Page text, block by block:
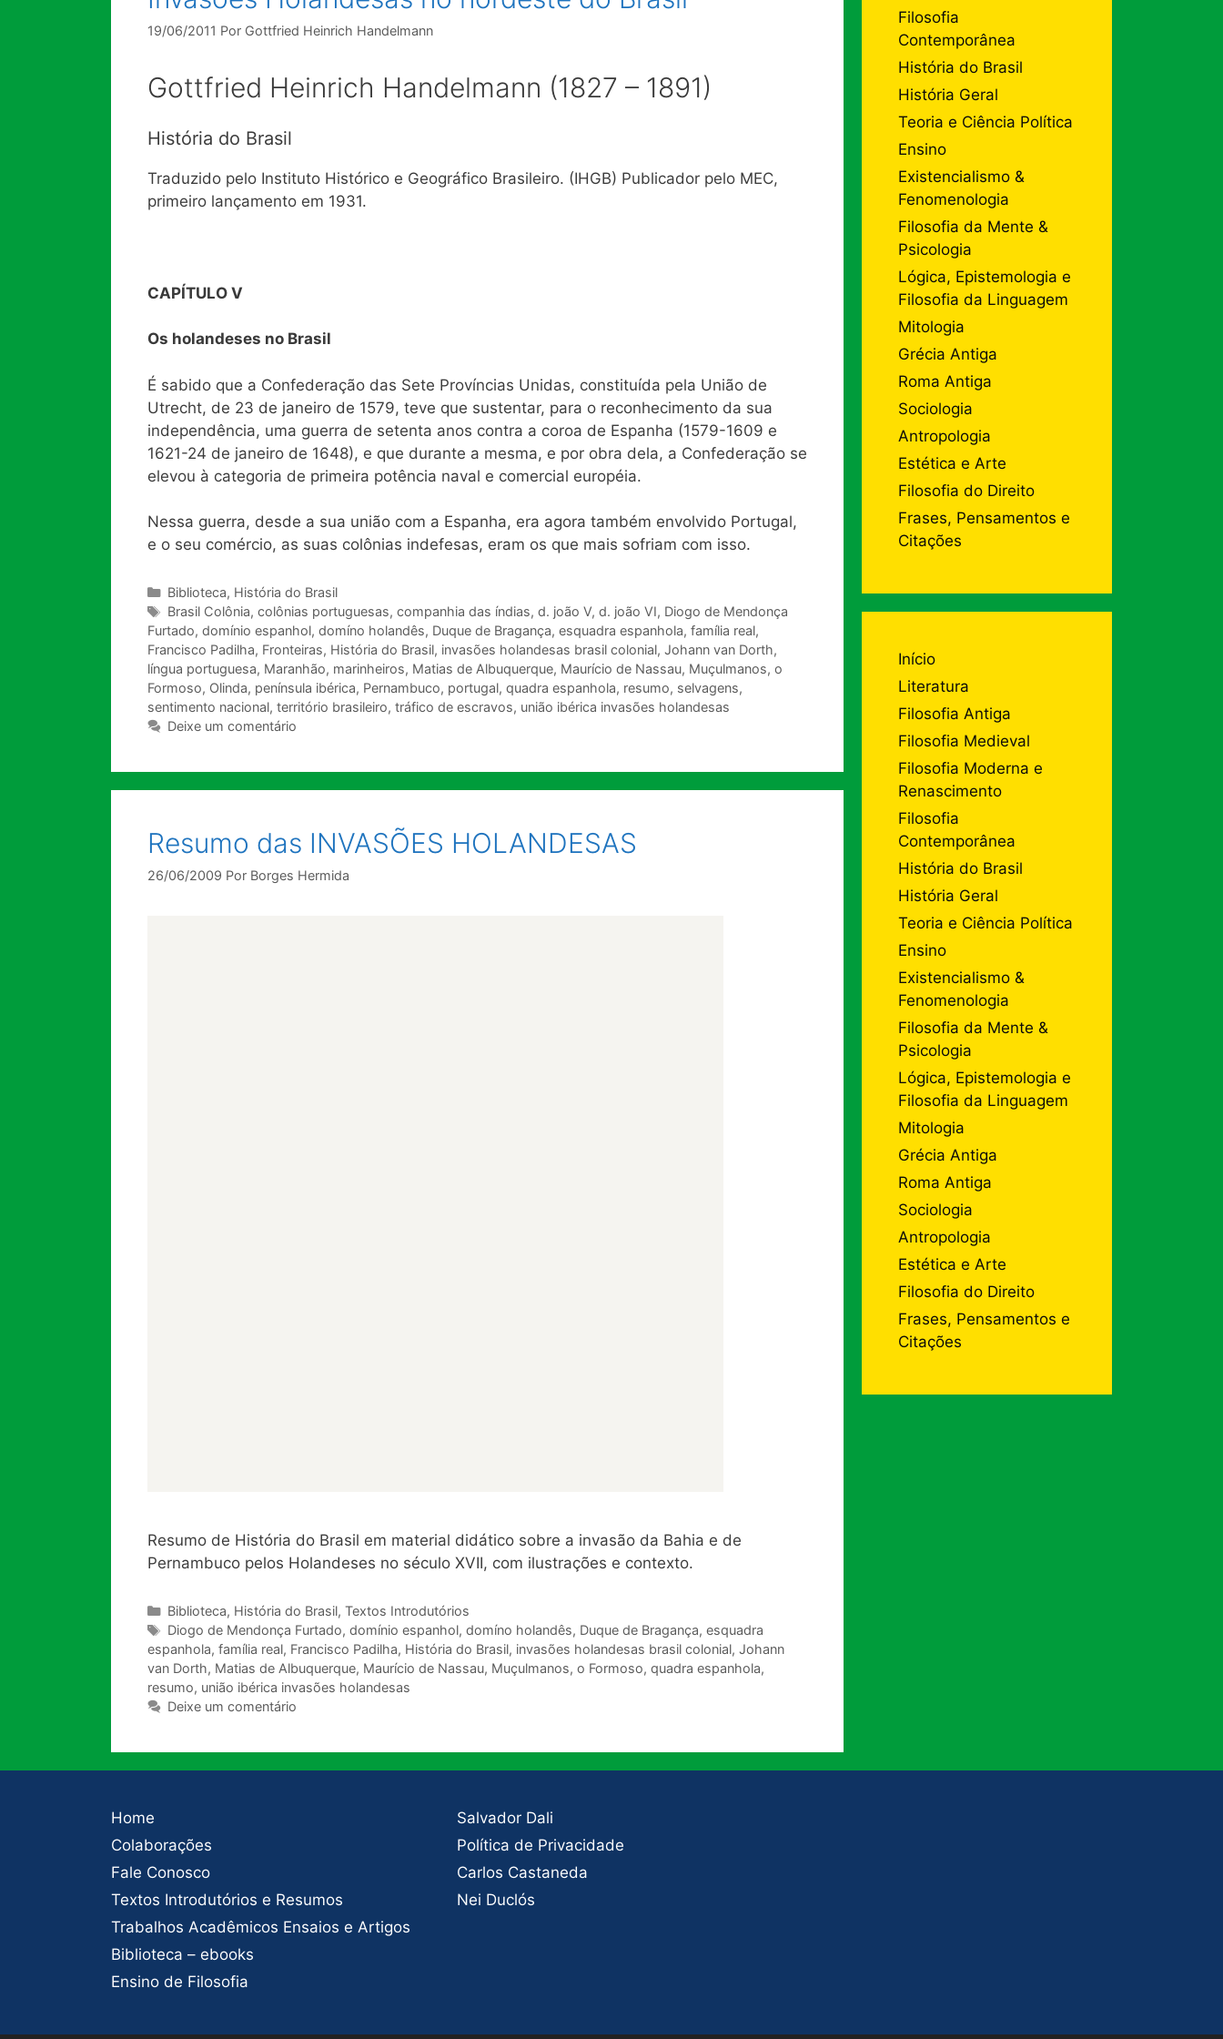
19/06/2011 Por Gottfried Heinrich Handelmann
Gottfried Heinrich Handelmann (1827 – 1891)
História do Brasil
Traduzido pelo Instituto Histórico e Geográfico Brasileiro. (IHGB) Publicador pelo MEC,
primeiro lançamento em 1931.
CAPÍTULO V
Os holandeses no Brasil
É sabido que a Confederação das Sete Províncias Unidas, constituída pela União de
Utrecht, de 23 de janeiro de 1579, teve que sustentar, para o reconhecimento da sua
independência, uma guerra de setenta anos contra a coroa de Espanha (1579-1609 e
1621-24 de janeiro de 1648), e que durante a mesma, e por obra dela, a Confederação se
elevou à categoria de primeira potência naval e comercial européia.
Nessa guerra, desde a sua união com a Espanha, era agora também envolvido Portugal,
e o seu comércio, as suas colônias indefesas, eram os que mais sofriam com isso.
Categorias
Biblioteca, História do Brasil
Tags
Brasil Colônia, colônias portuguesas, companhia das índias, d. joão V, d. joão VI, Diogo de Mendonça
Furtado, domínio espanhol, domíno holandês, Duque de Bragança, esquadra espanhola, família real,
Francisco Padilha, Fronteiras, História do Brasil, invasões holandesas brasil colonial, Johann van Dorth,
língua portuguesa, Maranhão, marinheiros, Matias de Albuquerque, Maurício de Nassau, Muçulmanos, o
Formoso, Olinda, península ibérica, Pernambuco, portugal, quadra espanhola, resumo, selvagens,
sentimento nacional, território brasileiro, tráfico de escravos, união ibérica invasões holandesas
Deixe um comentário
Resumo das INVASÕES HOLANDESAS
26/06/2009 Por Borges Hermida
Resumo de História do Brasil em material didático sobre a invasão da Bahia e de
Pernambuco pelos Holandeses no século XVII, com ilustrações e contexto.
Categorias
Biblioteca, História do Brasil, Textos Introdutórios
Tags
Diogo de Mendonça Furtado, domínio espanhol, domíno holandês, Duque de Bragança, esquadra
espanhola, família real, Francisco Padilha, História do Brasil, invasões holandesas brasil colonial, Johann
van Dorth, Matias de Albuquerque, Maurício de Nassau, Muçulmanos, o Formoso, quadra espanhola,
resumo, união ibérica invasões holandesas
Deixe um comentário
Filosofia
Contemporânea
História do Brasil
História Geral
Teoria e Ciência Política
Ensino
Existencialismo &
Fenomenologia
Filosofia da Mente &
Psicologia
Lógica, Epistemologia e
Filosofia da Linguagem
Mitologia
Grécia Antiga
Roma Antiga
Sociologia
Antropologia
Estética e Arte
Filosofia do Direito
Frases, Pensamentos e
Citações
Início
Literatura
Filosofia Antiga
Filosofia Medieval
Filosofia Moderna e
Renascimento
Filosofia
Contemporânea
História do Brasil
História Geral
Teoria e Ciência Política
Ensino
Existencialismo &
Fenomenologia
Filosofia da Mente &
Psicologia
Lógica, Epistemologia e
Filosofia da Linguagem
Mitologia
Grécia Antiga
Roma Antiga
Sociologia
Antropologia
Estética e Arte
Filosofia do Direito
Frases, Pensamentos e
Citações
Home
Colaborações
Fale Conosco
Textos Introdutórios e Resumos
Trabalhos Acadêmicos Ensaios e Artigos
Biblioteca – ebooks
Ensino de Filosofia
Salvador Dali
Política de Privacidade
Carlos Castaneda
Nei Duclós